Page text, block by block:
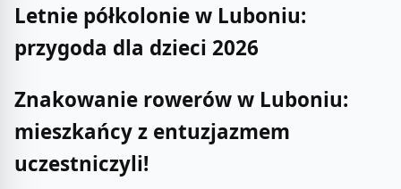
Letnie półkolonie w Luboniu:
przygoda dla dzieci 2026
Znakowanie rowerów w Luboniu:
mieszkańcy z entuzjazmem
uczestniczyli!